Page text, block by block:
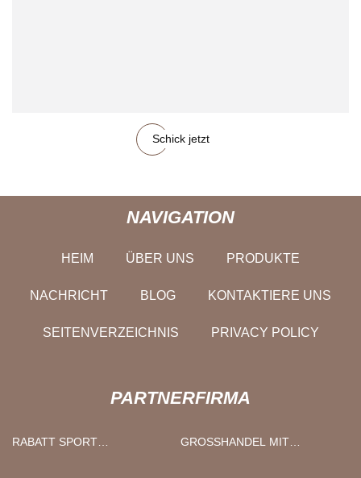
Schick jetzt
NAVIGATION
HEIM ÜBER UNS PRODUKTE
NACHRICHT BLOG KONTAKTIERE UNS
SEITENVERZEICHNIS PRIVACY POLICY
PARTNERFIRMA
RABATT SPORT
GROSSHANDEL MIT T